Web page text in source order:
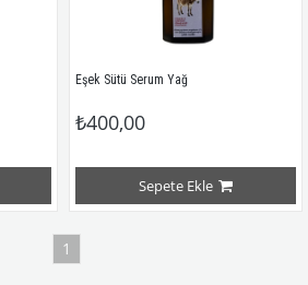
Eşek Sütü Serum Yağ
₺400,00
Sepete Ekle
1